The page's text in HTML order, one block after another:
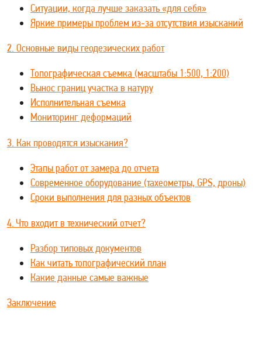
Ситуации, когда лучше заказать «для себя»
Яркие примеры проблем из-за отсутствия изысканий
2. Основные виды геодезических работ
Топографическая съемка (масштабы 1:500, 1:200)
Вынос границ участка в натуру
Исполнительная съемка
Мониторинг деформаций
3. Как проводятся изыскания?
Этапы работ от замера до отчета
Современное оборудование (тахеометры, GPS, дроны)
Сроки выполнения для разных объектов
4. Что входит в технический отчет?
Разбор типовых документов
Как читать топографический план
Какие данные самые важные
Заключение